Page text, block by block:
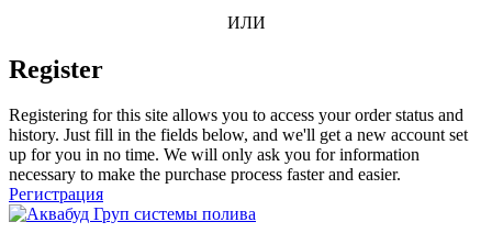
ИЛИ
Register
Registering for this site allows you to access your order status and
history. Just fill in the fields below, and we'll get a new account set
up for you in no time. We will only ask you for information
necessary to make the purchase process faster and easier.
Регистрация